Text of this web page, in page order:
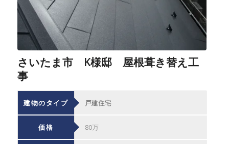
さいたま市 K様邸 屋根葺き替え工
事
建物のタイプ 戸建住宅
価格 80万